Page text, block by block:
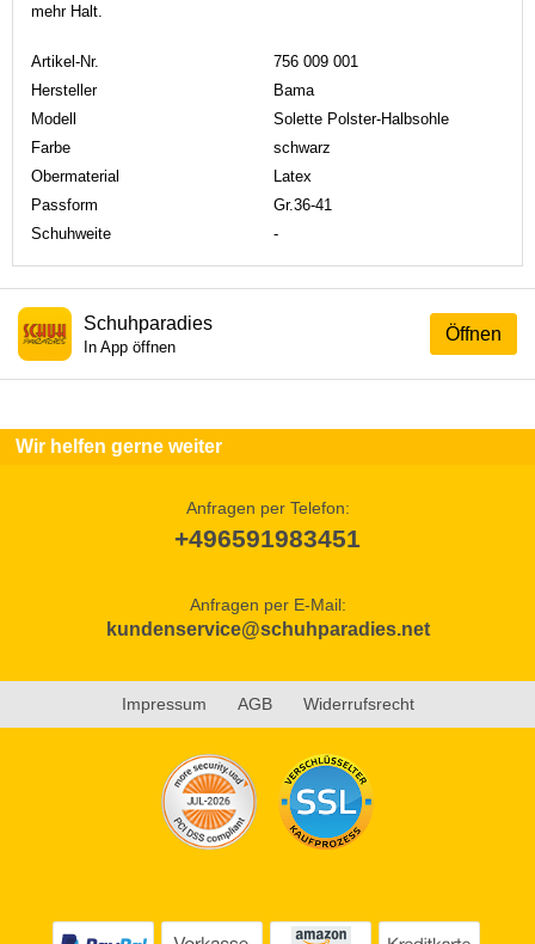
mehr Halt.
Artikel-Nr.
756 009 001
Hersteller
Bama
Modell
Solette Polster-Halbsohle
Farbe
schwarz
Obermaterial
Latex
Passform
Gr.36-41
Schuhweite
-
Öffnen
Schuhparadies
In App öffnen
Wir helfen gerne weiter
Anfragen per Telefon:
+496591983451
Anfragen per E-Mail:
kundenservice@schuhparadies.net
Impressum AGB Widerrufsrecht